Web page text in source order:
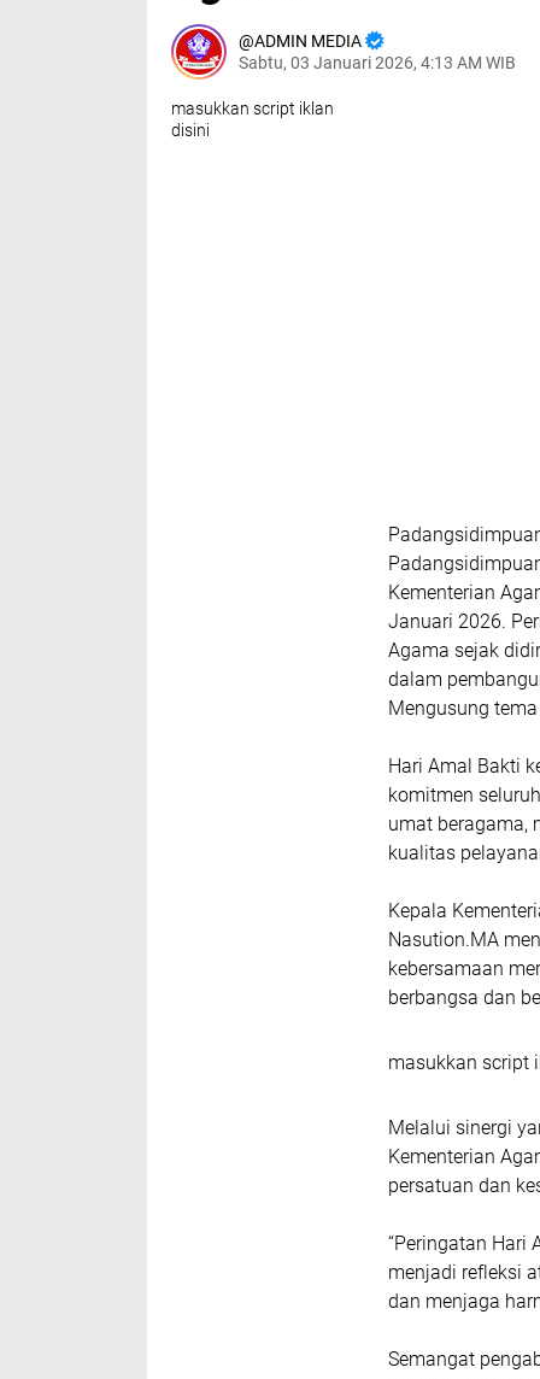
ADMIN MEDIA
Sabtu, 03 Januari 2026, 4:13 AM WIB
masukkan script iklan
disini
Kementerian
Januari 2026.
Agama sejak
dalam
Mengusung
Hari Amal Bakti
komitmen
umat beragama,
kualitas
Kepala
Nasution.MA
kebersamaan
berbangsa dan
masukkan script
Melalui sinergi
Kementerian
persatuan dan
“Peringatan Hari
menjadi refleksi
dan menjaga
Semangat